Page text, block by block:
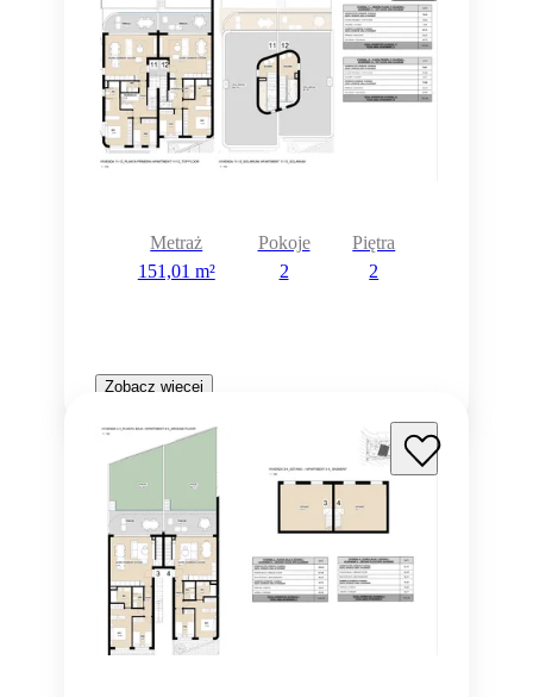
Metraż
151,01 m²
Pokoje
2
Piętra
2
Zobacz więcej